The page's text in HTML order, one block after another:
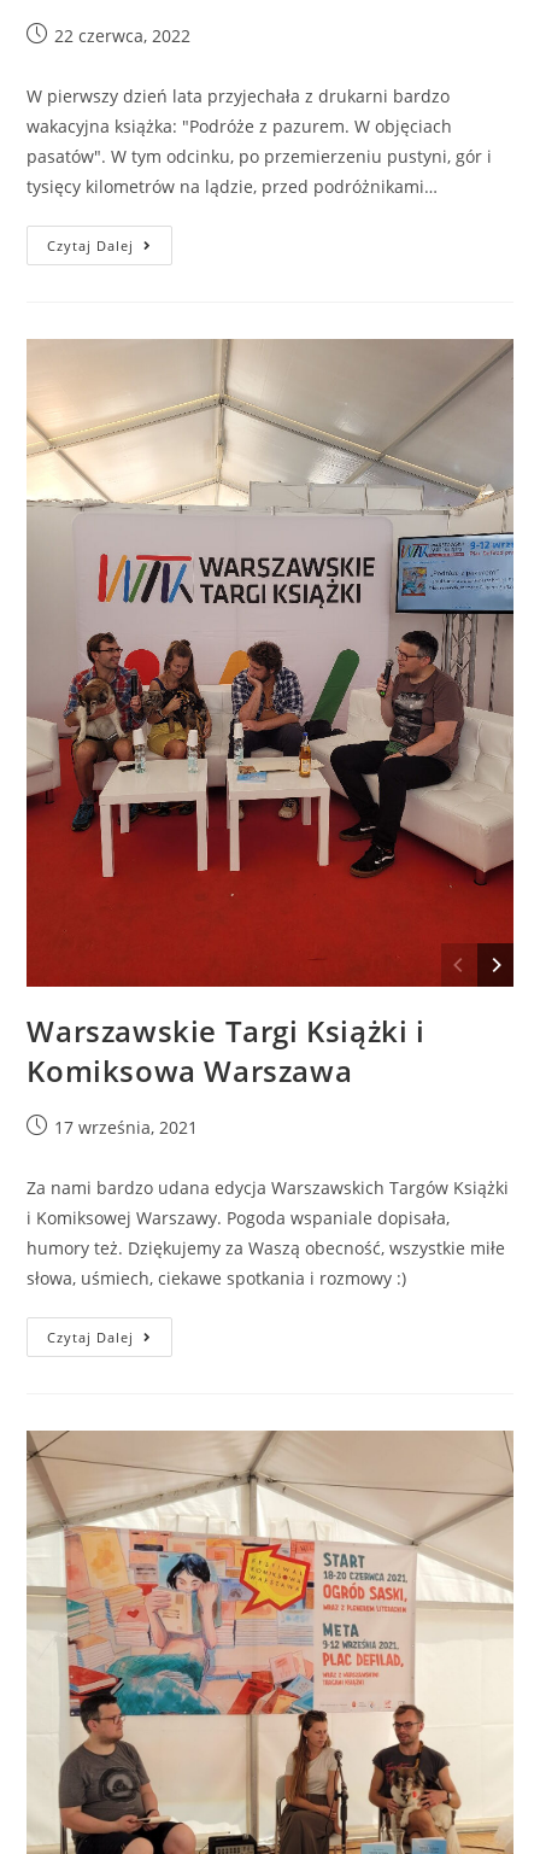
22 czerwca, 2022
W pierwszy dzień lata przyjechała z drukarni bardzo
wakacyjna książka: "Podróże z pazurem. W objęciach
pasatów". W tym odcinku, po przemierzeniu pustyni, gór i
tysięcy kilometrów na lądzie, przed podróżnikami…
Czytaj Dalej
Warszawskie Targi Książki i
Komiksowa Warszawa
17 września, 2021
Za nami bardzo udana edycja Warszawskich Targów Książki
i Komiksowej Warszawy. Pogoda wspaniale dopisała,
humory też. Dziękujemy za Waszą obecność, wszystkie miłe
słowa, uśmiech, ciekawe spotkania i rozmowy :)
Czytaj Dalej